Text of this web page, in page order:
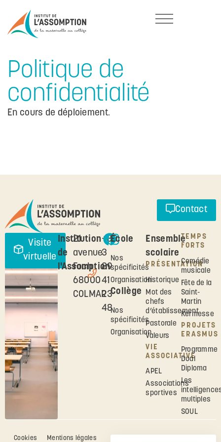
Politique de
confidentialité
En cours de déploiement.
Contact
Visite
virtuelle
Institution
de
l'Assomption
21
avenue
Foch
68000
COLMAR
+33
3
89
41
23
48
École
Nos
spécificités
Organisation
Collège
Nos
spécificités
Organisation
Ensemble
scolaire
PRÉSENTATION
Historique
Mot des
chefs
d’établissement
Pastorale
Valeurs
VIE
ASSOCIATIVE
APEL
Associations
sportives
TEMPS
FORTS
Comédie
musicale
Fête de la
Saint-
Martin
Kermesse
PROJETS
ERASMUS
Programme
Dual
Diploma
Les
multiples
SOUL
Cookies Mentions légales